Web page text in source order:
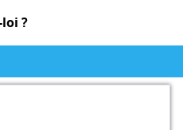
?